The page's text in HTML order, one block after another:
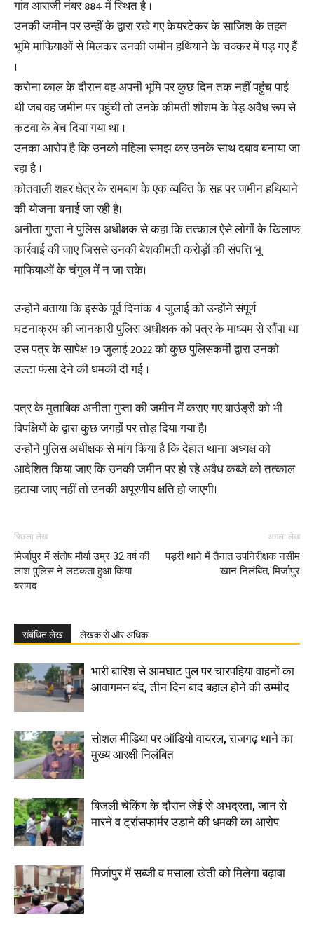
गांव आराजी नंबर 884 में स्थित है ।
उनकी जमीन पर उन्हीं के द्वारा रखे गए केयरटेकर के साजिश के तहत
भूमि माफियाओं से मिलकर उनकी जमीन हथियाने के चक्कर में पड़ गए हैं
।
करोना काल के दौरान वह अपनी भूमि पर कुछ दिन तक नहीं पहुंच पाई
थी जब वह जमीन पर पहुंची तो उनके कीमती शीशम के पेड़ अवैध रूप से
कटवा के बेच दिया गया था ।
उनका आरोप है कि उनको महिला समझ कर उनके साथ दबाव बनाया जा
रहा है ।
कोतवाली शहर क्षेत्र के रामबाग के एक व्यक्ति के सह पर जमीन हथियाने
की योजना बनाई जा रही है।
अनीता गुप्ता ने पुलिस अधीक्षक से कहा कि तत्काल ऐसे लोगों के खिलाफ
कार्रवाई की जाए जिससे उनकी बेशकीमती करोड़ों की संपत्ति भू
माफियाओं के चंगुल में न जा सके।
उन्होंने बताया कि इसके पूर्व दिनांक 4 जुलाई को उन्होंने संपूर्ण
घटनाक्रम की जानकारी पुलिस अधीक्षक को पत्र के माध्यम से सौंपा था
उस पत्र के सापेक्ष 19 जुलाई 2022 को कुछ पुलिसकर्मी द्वारा उनको
उल्टा फंसा देने की धमकी दी गई ।
पत्र के मुताबिक अनीता गुप्ता की जमीन में कराए गए बाउंड्री को भी
विपक्षियों के द्वारा कुछ जगहों पर तोड़ दिया गया है।
उन्होंने पुलिस अधीक्षक से मांग किया है कि देहात थाना अध्यक्ष को
आदेशित किया जाए कि उनकी जमीन पर हो रहे अवैध कब्जे को तत्काल
हटाया जाए नहीं तो उनकी अपूरणीय क्षति हो जाएगी।
पिछला लेख
मिर्जापुर में संतोष मौर्या उम्र 32 वर्ष की
लाश पुलिस ने लटकता हुआ किया
बरामद
अगला लेख
पड़री थाने में तैनात उपनिरीक्षक नसीम
खान निलंबित, मिर्जापुर
संबंधित लेख लेखक से और अधिक
भारी बारिश से आमघाट पुल पर चारपहिया वाहनों का
आवागमन बंद, तीन दिन बाद बहाल होने की उम्मीद
सोशल मीडिया पर ऑडियो वायरल, राजगढ़ थाने का
मुख्य आरक्षी निलंबित
बिजली चेकिंग के दौरान जेई से अभद्रता, जान से
मारने व ट्रांसफार्मर उड़ाने की धमकी का आरोप
मिर्जापुर में सब्जी व मसाला खेती को मिलेगा बढ़ावा